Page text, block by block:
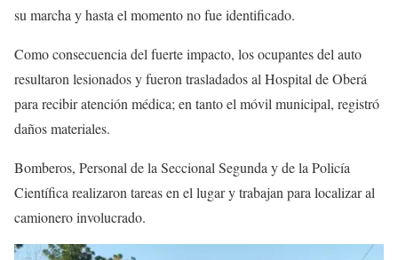
su marcha y hasta el momento no fue identificado.
Como consecuencia del fuerte impacto, los ocupantes del auto
resultaron lesionados y fueron trasladados al Hospital de Oberá
para recibir atención médica; en tanto el móvil municipal, registró
daños materiales.
Bomberos, Personal de la Seccional Segunda y de la Policía
Científica realizaron tareas en el lugar y trabajan para localizar al
camionero involucrado.